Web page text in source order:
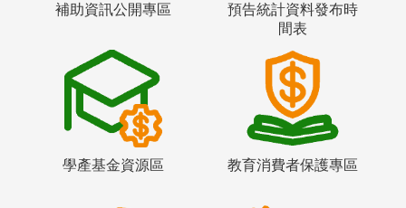
補助資訊公開專區
預告統計資料發布時
間表
學產基金資源區 教育消費者保護專區